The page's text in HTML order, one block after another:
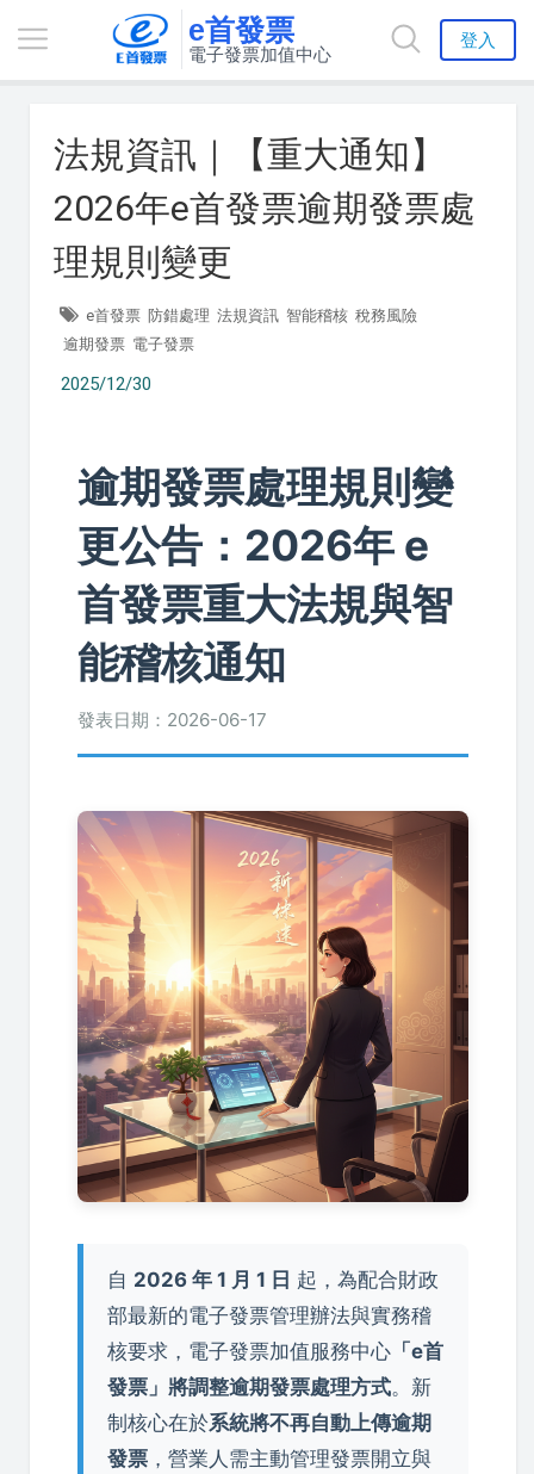
e首發票
電子發票加值中心
登入
法規資訊｜【重大通知】
2026年e首發票逾期發票處
理規則變更
e首發票 防錯處理 法規資訊 智能稽核 稅務風險
逾期發票 電子發票
2025/12/30
逾期發票處理規則變
更公告：2026年 e
首發票重大法規與智
能稽核通知
發表日期： 2026-06-17
自 2026 年 1 月 1 日 起，為配合財政
部最新的電子發票管理辦法與實務稽
核要求，電子發票加值服務中心 「e首
發票」將調整逾期發票處理方式。新
制核心在於系統將不再自動上傳逾期
發票 ，營業人需主動管理發票開立與